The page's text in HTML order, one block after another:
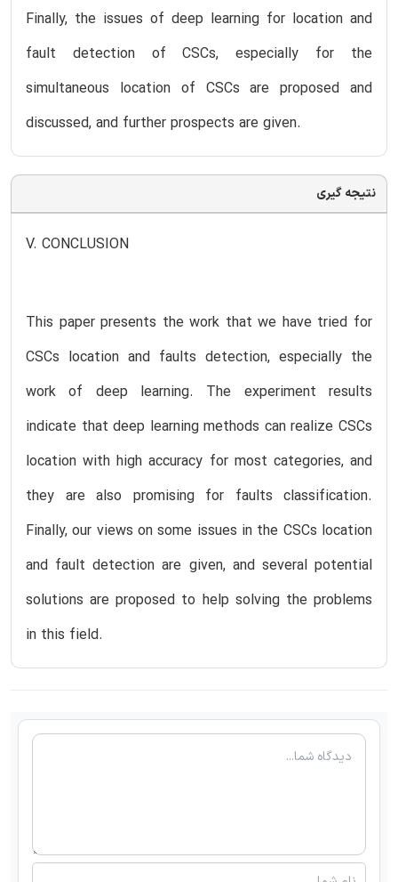
Finally, the issues of deep learning for location and
fault detection of CSCs, especially for the
simultaneous location of CSCs are proposed and
discussed, and further prospects are given.
نتیجه گیری
V. CONCLUSION
This paper presents the work that we have tried for
CSCs location and faults detection, especially the
work of deep learning. The experiment results
indicate that deep learning methods can realize CSCs
location with high accuracy for most categories, and
they are also promising for faults classification.
Finally, our views on some issues in the CSCs location
and fault detection are given, and several potential
solutions are proposed to help solving the problems
in this field.